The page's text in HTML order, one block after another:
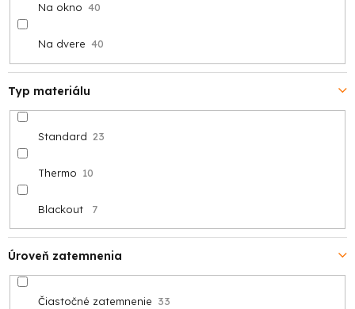
Na okno 40
Na dvere 40
Typ materiálu
Standard 23
Thermo 10
Blackout 7
Úroveň zatemnenia
Čiastočné zatemnenie 33